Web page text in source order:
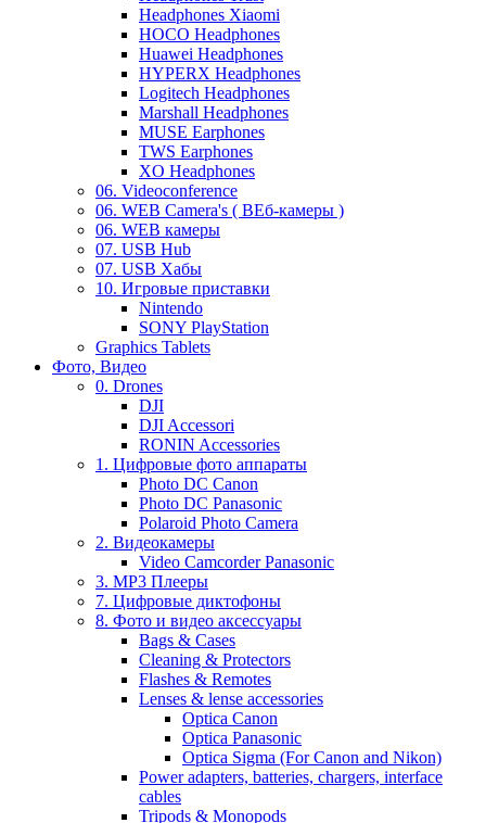
Headphones Xiaomi
HOCO Headphones
Huawei Headphones
HYPERX Headphones
Logitech Headphones
Marshall Headphones
MUSE Earphones
TWS Earphones
XO Headphones
06. Videoconference
06. WEB Camera's ( ВЕб-камеры )
06. WEB камеры
07. USB Hub
07. USB Хабы
10. Игровые приставки
Nintendo
SONY PlayStation
Graphics Tablets
Фото, Видео
0. Drones
DJI
DJI Accessori
RONIN Accessories
1. Цифровые фото аппараты
Photo DC Canon
Photo DC Panasonic
Polaroid Photo Camera
2. Видеокамеры
Video Camcorder Panasonic
3. MP3 Плееры
7. Цифровые диктофоны
8. Фото и видео аксессуары
Bags & Cases
Cleaning & Protectors
Flashes & Remotes
Lenses & lense accessories
Optica Canon
Optica Panasonic
Optica Sigma (For Canon and Nikon)
Power adapters, batteries, chargers, interface
cables
Tripods & Monopods